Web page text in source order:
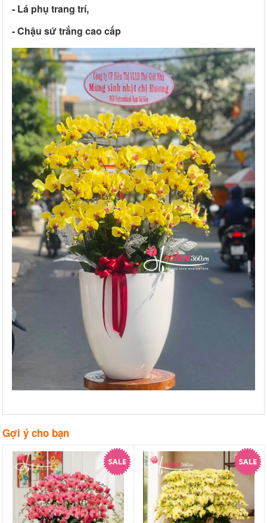
- Lá phụ trang trí,
- Chậu sứ trắng cao cấp
Gợi ý cho bạn